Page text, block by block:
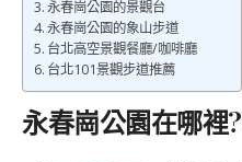
永春崗公園的景觀台
永春崗公園的象山步道
台北高空景觀餐廳/咖啡廳
台北101景觀步道推薦
永春崗公園在哪裡